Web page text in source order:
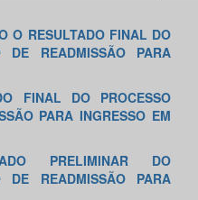
O RESULTADO FINAL DO
DE READMISSÃO PARA
FINAL DO PROCESSO
PARA INGRESSO EM
PRELIMINAR DO
DE READMISSÃO PARA